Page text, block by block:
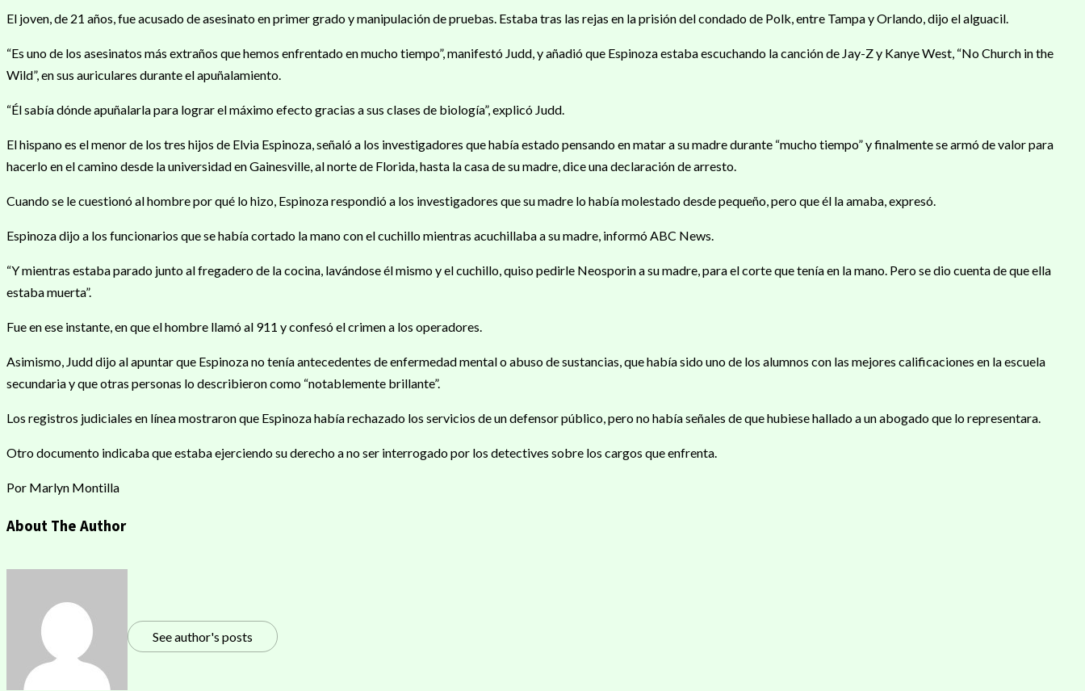
El joven, de 21 años, fue acusado de asesinato en primer grado y manipulación de pruebas. Estaba tras las rejas en la prisión del condado de Polk, entre Tampa y Orlando, dijo el alguacil.
“Es uno de los asesinatos más extraños que hemos enfrentado en mucho tiempo”, manifestó Judd, y añadió que Espinoza estaba escuchando la canción de Jay-Z y Kanye West, “No Church in the
Wild”, en sus auriculares durante el apuñalamiento.
“Él sabía dónde apuñalarla para lograr el máximo efecto gracias a sus clases de biología”, explicó Judd.
El hispano es el menor de los tres hijos de Elvia Espinoza, señaló a los investigadores que había estado pensando en matar a su madre durante “mucho tiempo” y finalmente se armó de valor para
hacerlo en el camino desde la universidad en Gainesville, al norte de Florida, hasta la casa de su madre, dice una declaración de arresto.
Cuando se le cuestionó al hombre por qué lo hizo, Espinoza respondió a los investigadores que su madre lo había molestado desde pequeño, pero que él la amaba, expresó.
Espinoza dijo a los funcionarios que se había cortado la mano con el cuchillo mientras acuchillaba a su madre, informó ABC News.
“Y mientras estaba parado junto al fregadero de la cocina, lavándose él mismo y el cuchillo, quiso pedirle Neosporin a su madre, para el corte que tenía en la mano. Pero se dio cuenta de que ella
estaba muerta”.
Fue en ese instante, en que el hombre llamó al 911 y confesó el crimen a los operadores.
Asimismo, Judd dijo al apuntar que Espinoza no tenía antecedentes de enfermedad mental o abuso de sustancias, que había sido uno de los alumnos con las mejores calificaciones en la escuela
secundaria y que otras personas lo describieron como “notablemente brillante”.
Los registros judiciales en línea mostraron que Espinoza había rechazado los servicios de un defensor público, pero no había señales de que hubiese hallado a un abogado que lo representara.
Otro documento indicaba que estaba ejerciendo su derecho a no ser interrogado por los detectives sobre los cargos que enfrenta.
Por Marlyn Montilla
About The Author
See author's posts